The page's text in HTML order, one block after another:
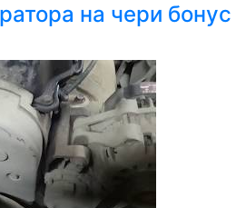
на чери бонус